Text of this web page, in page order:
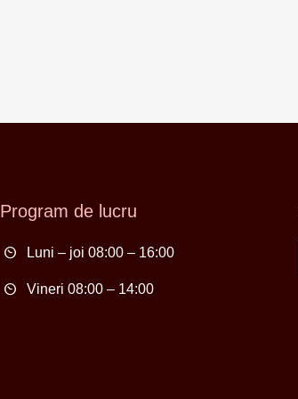
Program de lucru
Luni – joi 08:00 – 16:00
Vineri 08:00 – 14:00